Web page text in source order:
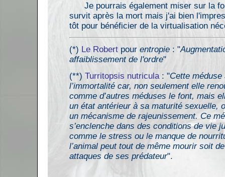
Je pourrais également miser sur la
survit après la mort mais j'ai bien
tôt pour bénéficier de la virtualisation
(*) Le Robert pour entropie : "
affaiblissement de l'ordre"
(**) Turritopsis nutricula: "Cette méduse
l’immortalité car, non seulement elle
comme d’autres méduses le font, mais
un état antérieur à sa maturité sexuelle,
un mécanisme de rajeunissement. Ce
s’enclenche dans des conditions de vie
comme le stress ou le manque de
l’animal peut tout de même mourir soit
attaques de ses prédateur".